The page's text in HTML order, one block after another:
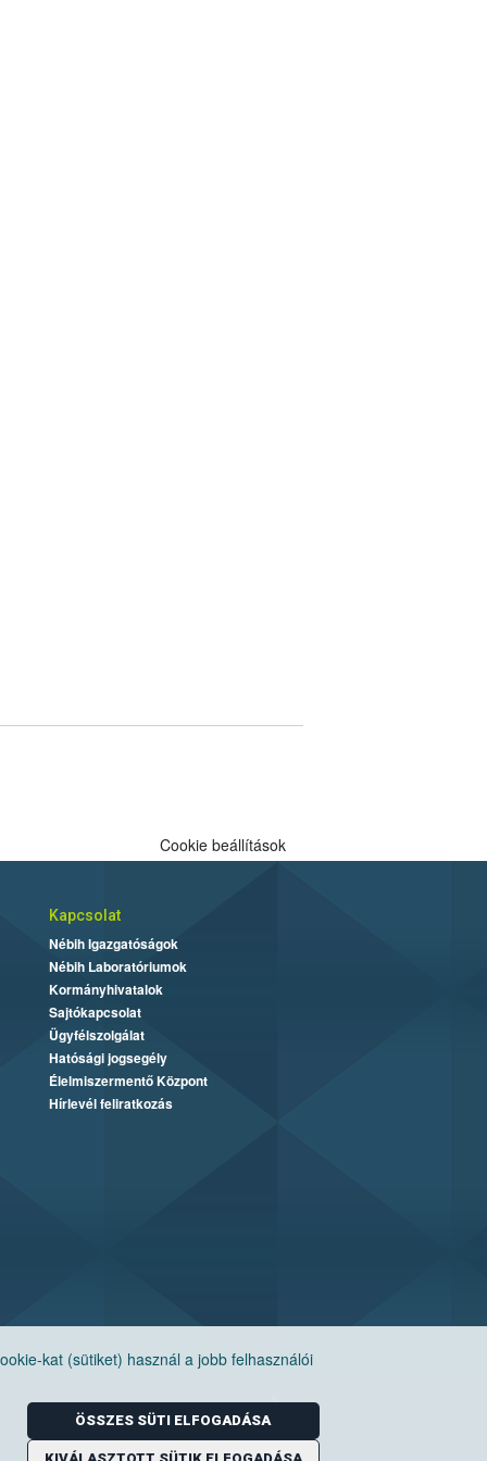
kat (sütiket) használ a jobb felhasználói
ÖSSZES SÜTI ELFOGADÁSA
Cookie beállítások
Kapcsolat
Nébih Igazgatóságok
Nébih Laboratóriumok
Kormányhivatalok
Sajtókapcsolat
Ügyfélszolgálat
Hatósági jogsegély
Élelmiszermentő Központ
Hírlevél feliratkozás